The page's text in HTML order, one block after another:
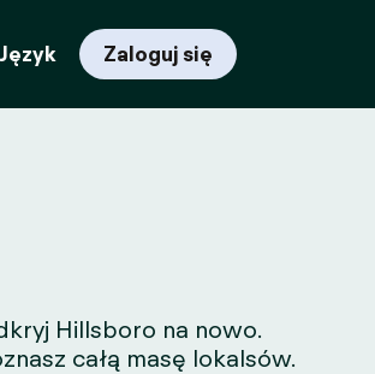
Zaloguj się
Hillsboro na nowo.
całą masę lokalsów.